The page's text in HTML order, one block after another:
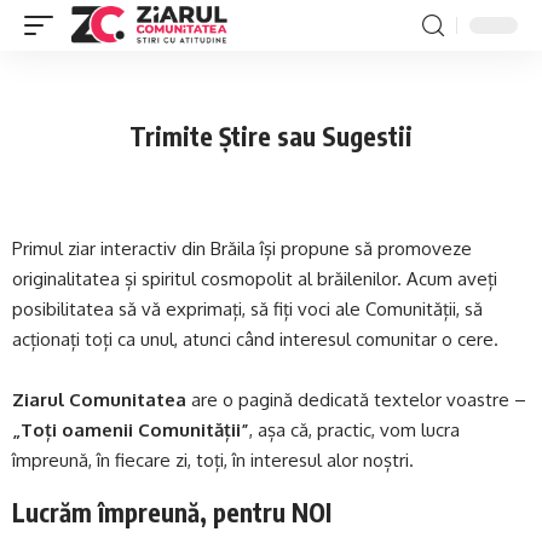
Trimite Știre sau Sugestii
Primul ziar interactiv din Brăila își propune să promoveze
originalitatea și spiritul cosmopolit al brăilenilor. Acum aveți
posibilitatea să vă exprimați, să fiți voci ale Comunității, să
acționați toți ca unul, atunci când interesul comunitar o cere.
Ziarul Comunitatea are o pagină dedicată textelor voastre –
„Toți oamenii Comunității”, așa că, practic, vom lucra
împreună, în fiecare zi, toți, în interesul alor noștri.
Lucrăm împreună, pentru NOI